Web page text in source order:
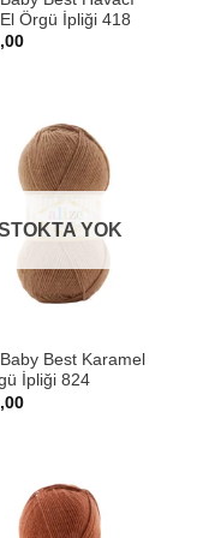
Örgü İpliği 418
YOK
Best Karamel
İpliği 824